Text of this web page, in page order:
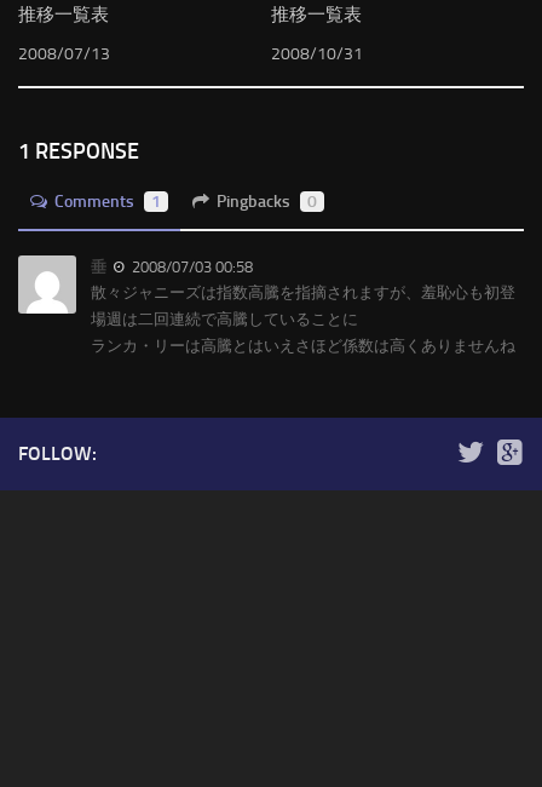
推移一覧表
2008/07/13
推移一覧表
2008/10/31
1 RESPONSE
Comments 1 Pingbacks 0
垂
2008/07/03 00:58
散々ジャニーズは指数高騰を指摘されますが、羞恥心も初登
場週は二回連続で高騰していることに
ランカ・リーは高騰とはいえさほど係数は高くありませんね
FOLLOW: